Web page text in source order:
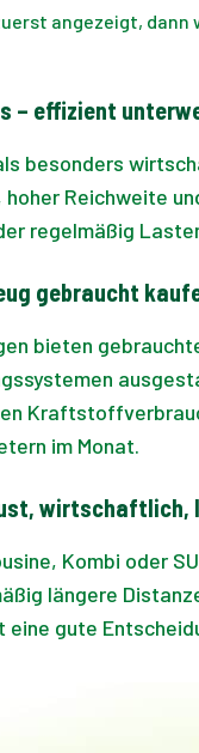
angezeigt,
– effizient
besonders
Reichweite
regelmäßig
gebraucht
bieten
im Monat.
Kombi oder
längere
gute